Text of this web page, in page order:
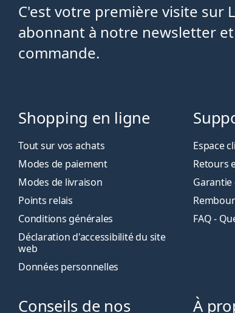
C'est votre première visite sur
abonnant à notre newsletter
commande.
Shopping en ligne
Tout sur vos achats
Modes de paiement
Modes de livraison
Points relais
Conditions générales
Déclaration d'accessibilité du site
web
Données personnelles
Espace
Retours
Garantie
FAQ -
Conseils de nos
À